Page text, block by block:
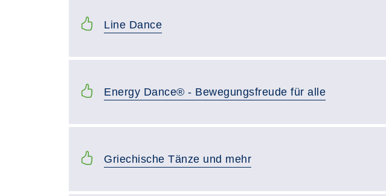
Line Dance
Energy Dance® - Bewegungsfreude für alle
Griechische Tänze und mehr